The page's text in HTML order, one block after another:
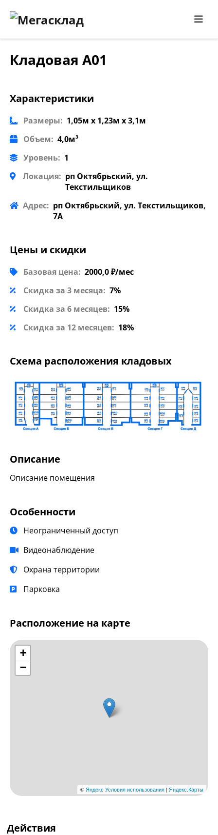
Кладовая А01
Характеристики
Размеры: 1,05м x 1,23м x 3,1м
Объем: 4,0м³
Уровень: 1
Локация: рп Октябрьский, ул.
Текстильщиков
Адрес: рп Октябрьский, ул. Текстильщиков,
7А
Цены и скидки
Базовая цена: 2000,0 ₽/мес
Скидка за 3 месяца: 7%
Скидка за 6 месяцев: 15%
Скидка за 12 месяцев: 18%
Схема расположения кладовых
Описание
Описание помещения
Особенности
Неограниченный доступ
Видеонаблюдение
Охрана территории
Парковка
Расположение на карте
Действия